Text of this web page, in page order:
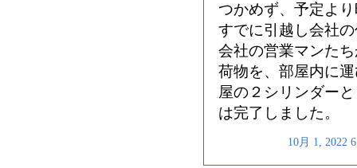
つかめず、予定よ
すでに引越し会社
会社の営業マンた
荷物を、部屋内に
屋の２シリンダー
は完了しました。
10月 1, 2022